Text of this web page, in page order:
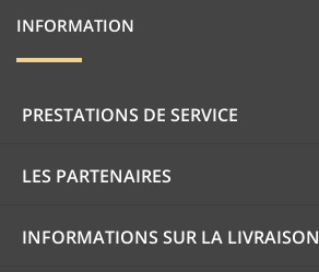
INFORMATION
PRESTATIONS DE SERVICE
LES PARTENAIRES
INFORMATIONS SUR LA LIVRAISON